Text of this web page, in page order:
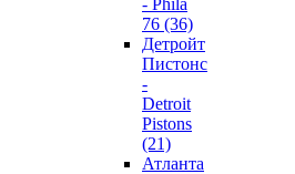
76 (36)
Детройт
Пистонс
-
Detroit
Pistons
(21)
Атланта